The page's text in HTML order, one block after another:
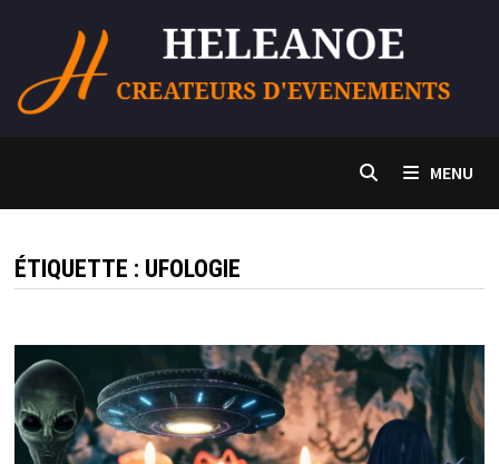
contenu
MENU
ÉTIQUETTE : UFOLOGIE